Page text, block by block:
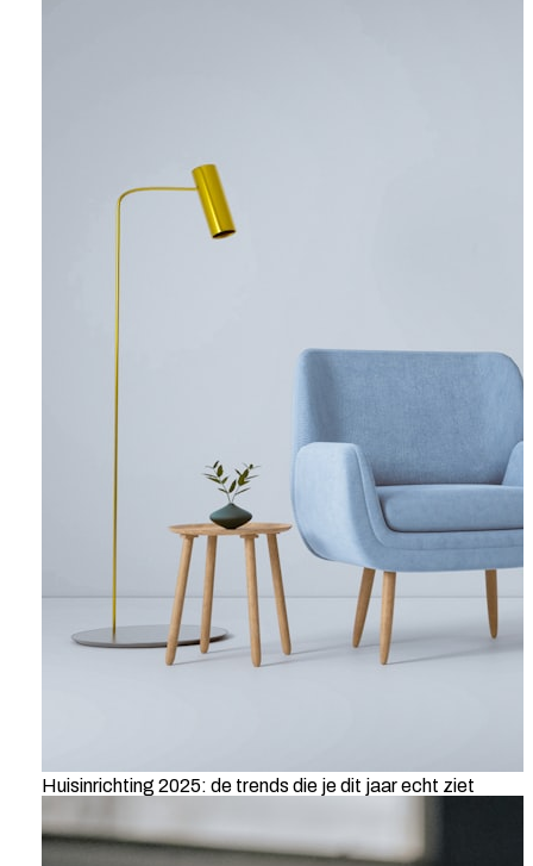
Huisinrichting 2025: de trends die je dit jaar echt ziet